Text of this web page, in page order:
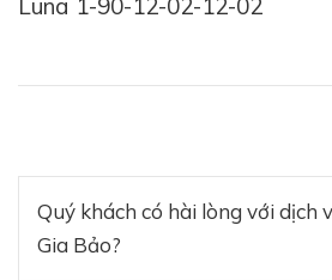
Quý khách có hài lòng với dịch
Gia Bảo?